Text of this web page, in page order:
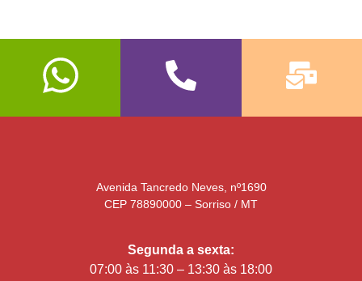
Avenida Tancredo Neves, nº1690
CEP 78890000 – Sorriso / MT
Segunda a sexta:
07:00 às 11:30 – 13:30 às 18:00